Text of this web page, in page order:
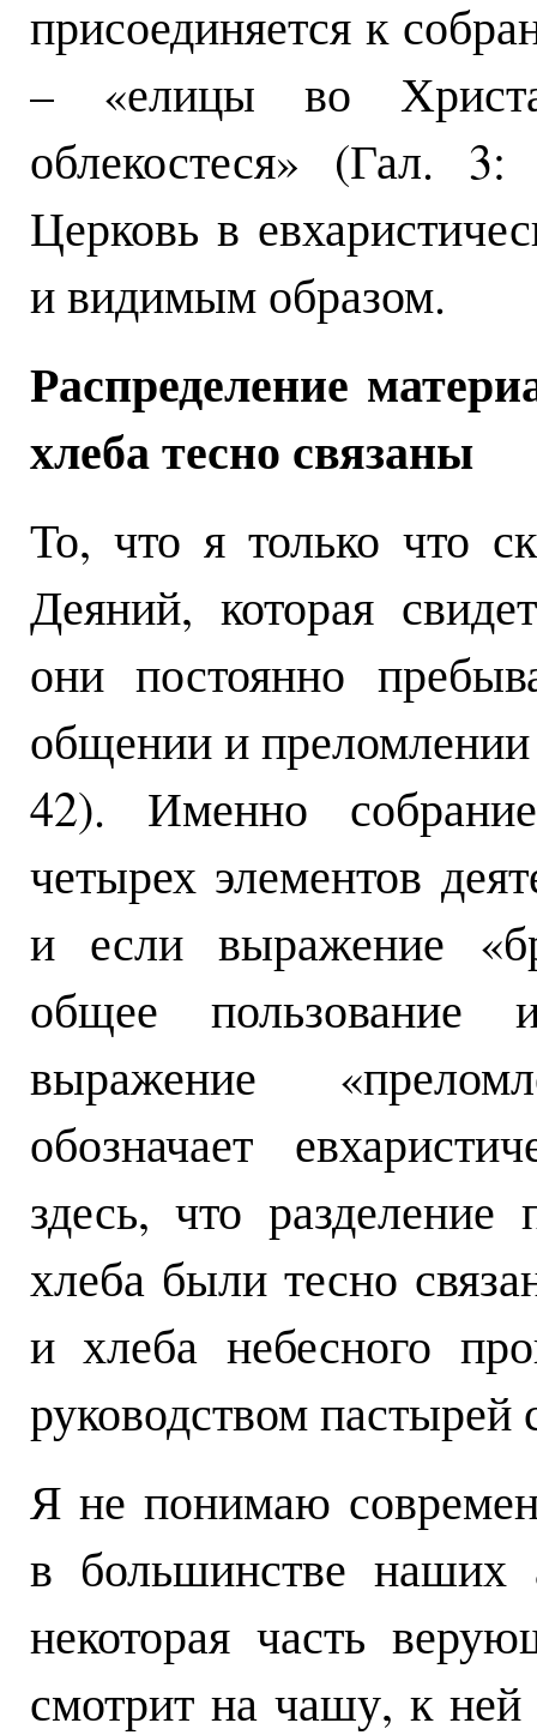
присоединяется к
– «елицы во
облекостеся» (Гал.
Церковь в
и видимым образом.
Распределение
хлеба тесно связаны
То, что я только что
Деяний, которая
они постоянно
общении и
42). Именно
четырех элементов
и если выражение
общее пользование
выражение
обозначает
здесь, что
хлеба были тесно
и хлеба небесного
руководством
Я не понимаю
в большинстве наших
некоторая часть
смотрит на чашу, к